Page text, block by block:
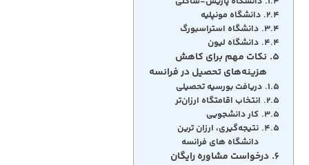
دانشگاه مونپلیه
دانشگاه استراسبورگ
دانشگاه لیون
نکات مهم برای کاهش
هزینه‌های تحصیل در فرانسه
دریافت بورسیه تحصیلی
انتخاب اقامتگاه ارزان‌تر
کار دانشجویی
نتیجه‌گیری، ارزان‌ ترین
دانشگاه‌ های فرانسه
درخواست مشاوره رایگان